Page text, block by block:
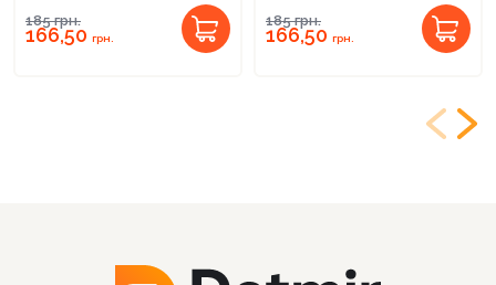
185грн.
166,50 грн.
185грн.
166,50 грн.